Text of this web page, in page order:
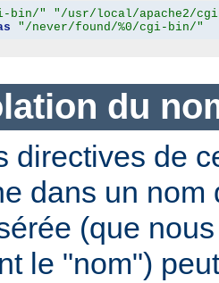
bin/"
"/usr/local/apache2/
"/never/found/%0/cgi-bin/"
du
directives de
dans un nom
(que
le "nom")